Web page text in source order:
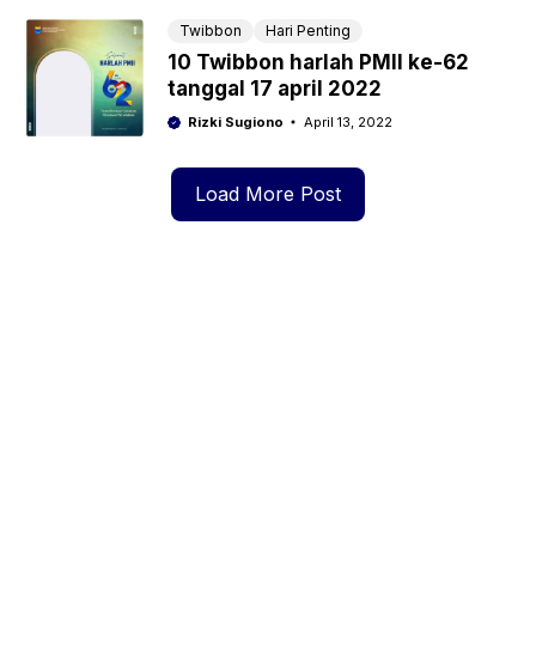
Twibbon Hari Penting
10 Twibbon harlah PMII ke-62
tanggal 17 april 2022
Rizki Sugiono April 13, 2022
Load More Post